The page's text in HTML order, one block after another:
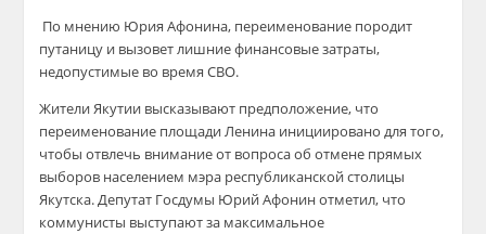
По мнению ЮрияАфонина, переименование породит
путаницу и вызовет лишние финансовые затраты,
недопустимые во время СВО.
Жители Якутии высказывают предположение, что
переименование площади Ленина инициировано для того,
чтобы отвлечь внимание от вопроса об отмене прямых
выборов населением мэра республиканской столицы
Якутска. Депутат Госдумы ЮрийАфонинотметил, что
коммунисты выступают за максимальное